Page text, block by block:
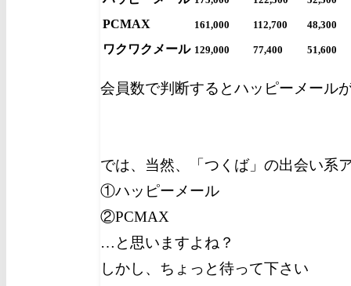
PCMAX 161,000 112,700 48,300
ワクワクメール 129,000 77,400 51,600
会員数で判断するとハッピーメール
では、当然、「つくば」の出会い系
①ハッピーメール
②PCMAX
…と思いますよね？
しかし、ちょっと待って下さい